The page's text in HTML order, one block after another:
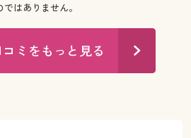
はありません。
ミをもっと見る